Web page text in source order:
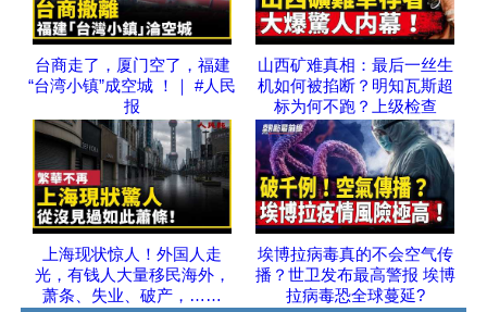
台商走了，厦门空了，福建
“台湾小镇”成空城 ！｜ #人民
报
山西矿难真相：最后一丝生
机如何被掐断？明知瓦斯超
标为何不跑？上级检查
上海现状惊人！外国人走
光，有钱人大量移民海外，
萧条、失业、破产，……
埃博拉病毒真的不会空气传
播？世卫发布最高警报 埃博
拉病毒恐全球蔓延?